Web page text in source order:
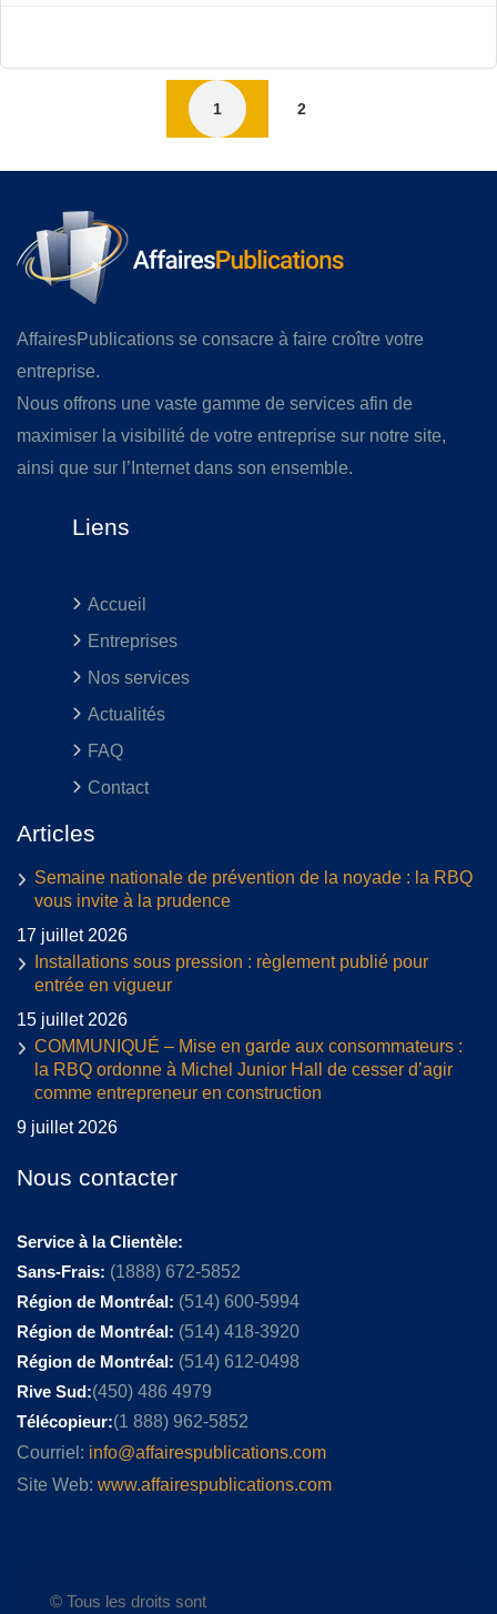
1 2
AffairesPublications se consacre à faire croître votre
entreprise.
Nous offrons une vaste gamme de services afin de
maximiser la visibilité de votre entreprise sur notre site,
ainsi que sur l’Internet dans son ensemble.
Liens
Accueil
Entreprises
Nos services
Actualités
FAQ
Contact
Articles
Semaine nationale de prévention de la noyade : la RBQ
vous invite à la prudence
17 juillet 2026
Installations sous pression : règlement publié pour
entrée en vigueur
15 juillet 2026
COMMUNIQUÉ – Mise en garde aux consommateurs :
la RBQ ordonne à Michel Junior Hall de cesser d’agir
comme entrepreneur en construction
9 juillet 2026
Nous contacter
Service à la Clientèle:
Sans-Frais: (1888) 672-5852
Région de Montréal: (514) 600-5994
Région de Montréal: (514) 418-3920
Région de Montréal: (514) 612-0498
Rive Sud:(450) 486 4979
Télécopieur:(1 888) 962-5852
Courriel: info@affairespublications.com
Site Web: www.affairespublications.com
© Tous les droits sont